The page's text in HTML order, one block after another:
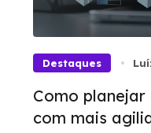
Destaques
Como
com mais